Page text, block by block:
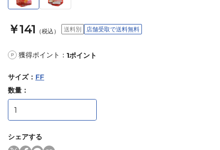
￥141 （税込） 送料別 店舗受取で送料無料
P 獲得ポイント： 1ポイント
サイズ： FF
数量：
シェアする